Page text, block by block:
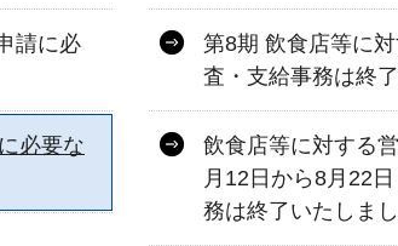
請に必
第8期 飲食店等に
査・支給事務は終
必要な
飲食店等に対する
月12日から8月22
務は終了いたしま